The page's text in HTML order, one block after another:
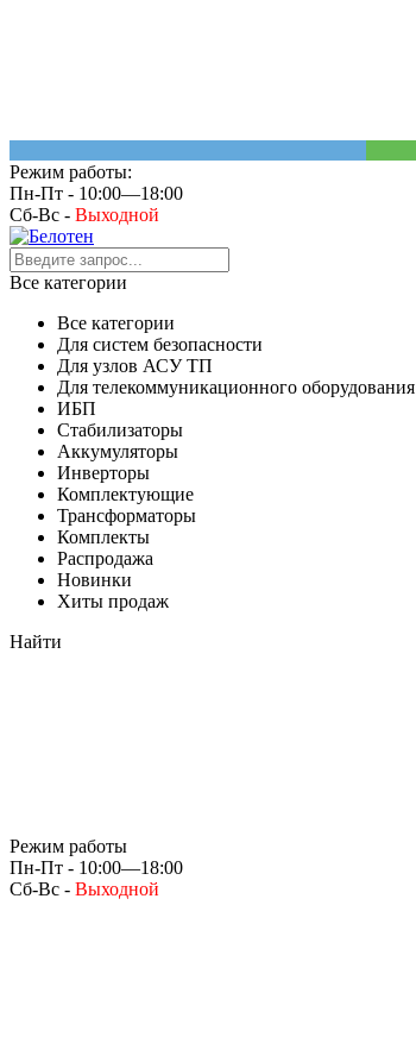
Режим работы:
Пн-Пт - 10:00—18:00
Сб-Вс - Выходной
Все категории
Все категории
Для систем безопасности
Для узлов АСУ ТП
Для телекоммуникационного оборудования
ИБП
Стабилизаторы
Аккумуляторы
Инверторы
Комплектующие
Трансформаторы
Комплекты
Распродажа
Новинки
Хиты продаж
Найти
Режим работы
Пн-Пт - 10:00—18:00
Сб-Вс - Выходной